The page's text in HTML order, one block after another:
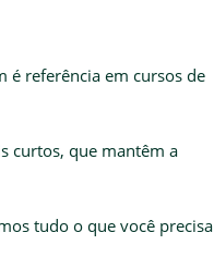
é referência em cursos de
curtos, que mantêm a
tudo o que você precisa